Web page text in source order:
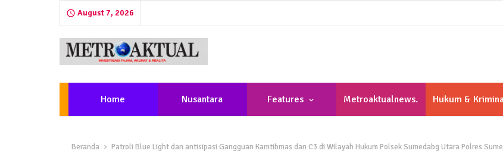
August 7, 2026
Home Nusantara Features Metroaktualnews. Hukum &
Beranda Patroli Blue Light dan antisipasi Gangguan Kamtibmas dan C3 di Wilayah Hukum Polsek Sumedabg Utara Polres